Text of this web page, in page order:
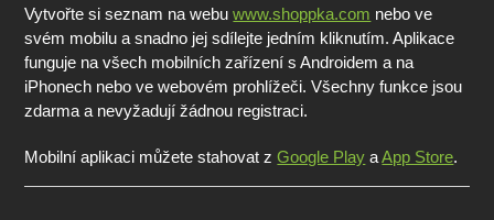
Vytvořte si seznam na webuwww.shoppka.com nebo ve
svém mobilu a snadno jej sdílejte jedním kliknutím. Aplikace
funguje na všech mobilních zařízení s Androidem a na
iPhonech nebo ve webovém prohlížeči. Všechny funkce jsou
zdarma a nevyžadují žádnou registraci.
Mobilní aplikaci můžete stahovat zGoogle Play aApp Store.